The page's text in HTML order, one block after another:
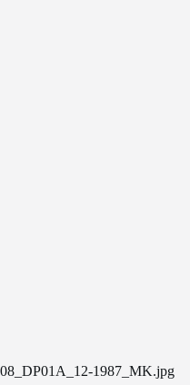
08_DP01A_12-1987_MK.jpg